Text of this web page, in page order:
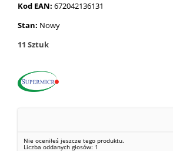
Kod EAN: 672042136131
Stan: Nowy
11 Sztuk
Nie oceniłeś jeszcze tego produktu.
Liczba oddanych głosów: 1